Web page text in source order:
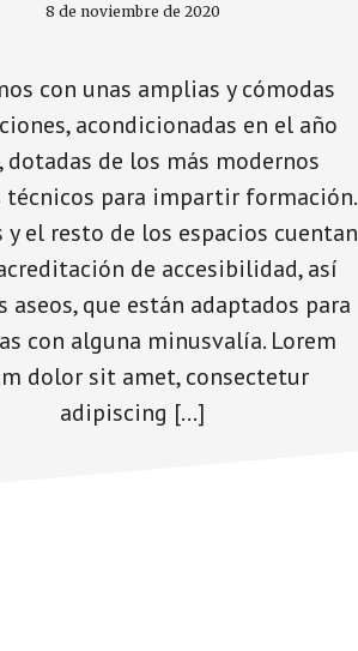
8 de noviembre de 2020
con unas amplias y cómodas
acondicionadas en el año
dotadas de los más modernos
técnicos para impartir formación.
y el resto de los espacios cuentan
de accesibilidad, así
aseos, que están adaptados para
con alguna minusvalía. Lorem
dolor sit amet, consectetur
adipiscing […]